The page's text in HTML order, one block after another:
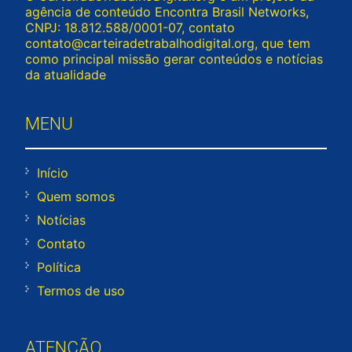
agência de conteúdo Encontra Brasil Networks,
CNPJ: 18.812.588/0001-07, contato
contato@carteiradetrabalhodigital.org, que tem
como principal missão gerar conteúdos e notícias
da atualidade
MENU
Início
Quem somos
Notícias
Contato
Política
Termos de uso
ATENÇÃO